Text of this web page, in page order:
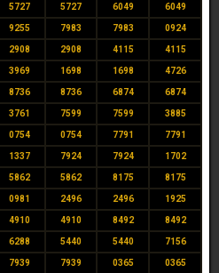
5727 5727 6049 6049
9255 7983 7983 0924
2908 2908 4115 4115
3969 1698 1698 4726
8736 8736 6874 6874
3761 7599 7599 3885
0754 0754 7791 7791
1337 7924 7924 1702
5862 5862 8175 8175
0981 2496 2496 1925
4910 4910 8492 8492
6288 5440 5440 7156
7939 7939 0365 0365